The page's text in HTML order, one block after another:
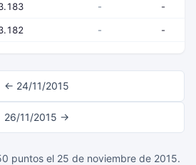
- -
- -
← 24/11/2015
26/11/2015 →
puntos el 25 de noviembre de 2015.